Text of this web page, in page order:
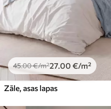
45.00€/m²27 .00 €/m²
Zāle, asas lapas